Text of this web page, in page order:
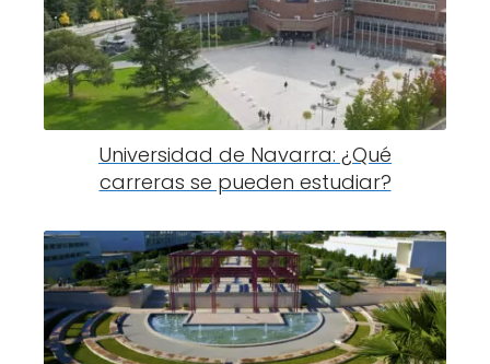
Universidad de Navarra: ¿Qué
carreras se pueden estudiar?